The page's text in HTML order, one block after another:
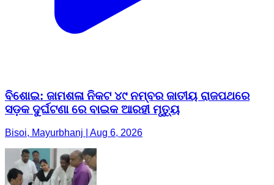
ବିଶୋଇ: ଜାମଶଳା ନିକଟ ୪୯ ନମ୍ବର ଜାତୀୟ ରାଜପଥରେ
ସଡ଼କ ଦୁର୍ଘଟଣା ରେ ବାଇକ ଆରହୀ ମୃତ୍ୟୁ
Bisoi, Mayurbhanj | Aug 6, 2026